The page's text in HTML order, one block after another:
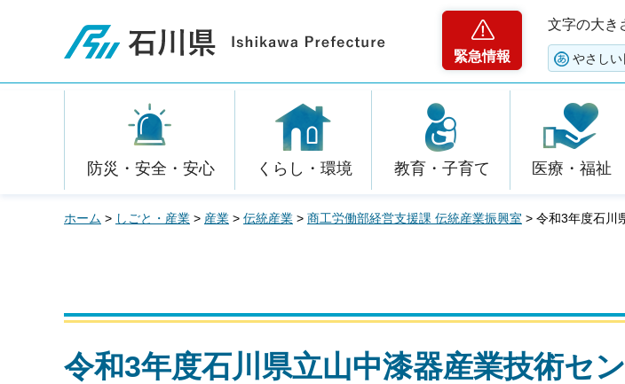
石川県
緊急情報
文字の大き
やさし
防災・安全・安心 くらし・環境 教育・子育て 医療・福祉
ホーム > しごと・産業 > 産業 > 伝統産業 > 商工労働部経営支援課 伝統産業振興室 > 令和3年度石川
令和3年度石川県立山中漆器産業技術セ